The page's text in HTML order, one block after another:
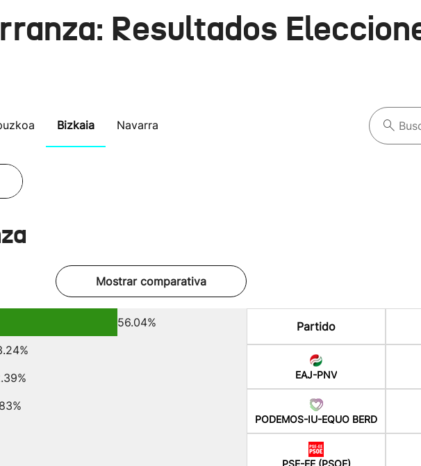
Resultados
Bizkaia Navarra
Mostrar comparativa
56.04%
Partido
EAJ-PNV
PODEMOS-IU-EQUO BERD
PSE-EE (PSOE)